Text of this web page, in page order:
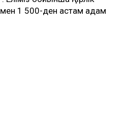
1 500-ден астам адам